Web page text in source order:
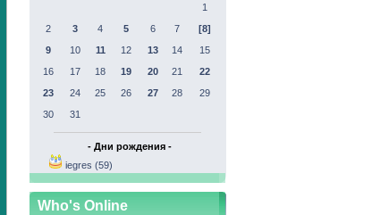
1
2
3 4 5 6 7
[8]
9
10 11 12 13 14
15
16
17 18 19 20 21
22
23
24 25 26 27 28
29
30
31
- Дни рождения -
iegres (59)
Who's Online